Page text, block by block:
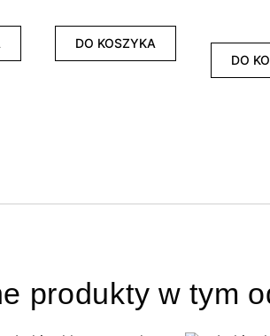
DO KOSZYKA
DO
produkty w tym